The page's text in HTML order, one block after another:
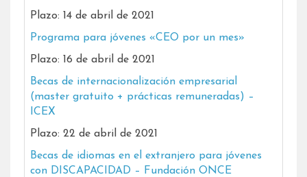
Plazo: 14 de abril de 2021
Programa para jóvenes «CEO por un mes»
Plazo: 16 de abril de 2021
Becas de internacionalización empresarial
(master gratuito + prácticas remuneradas) –
ICEX
Plazo: 22 de abril de 2021
Becas de idiomas en el extranjero para jóvenes
con DISCAPACIDAD – Fundación ONCE